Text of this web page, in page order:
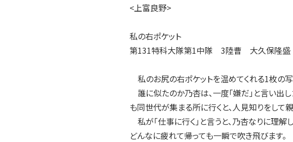
<上富良野>
私の右ポケット
第131特科大隊第1中隊 3陸曹 大久保隆盛
私のお尻の右ポケットを温めてくれる1枚の
誰に似たのか乃杏は、一度「嫌だ」と言い出
も同世代が集まる所に行くと、人見知りをして
私が「仕事に行く」と言うと、乃杏なりに理解
どんなに疲れて帰っても一瞬で吹き飛びます。